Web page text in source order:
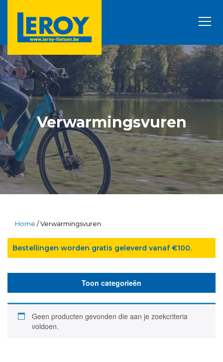
Verwarmingsvuren
Home / Verwarmingsvuren
Bestellingen worden gratis geleverd vanaf €100.
Toon categorieën
Geen producten gevonden die aan je zoekcriteria
voldoen.